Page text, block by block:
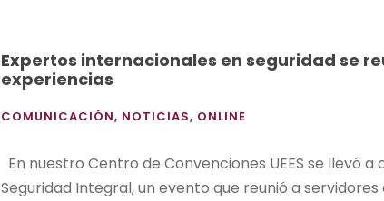
Expertos internacionales en seguridad se
experiencias
COMUNICACIÓN, NOTICIAS, ONLINE
En nuestro Centro de Convenciones UEES se llevó
Seguridad Integral, un evento que reunió a